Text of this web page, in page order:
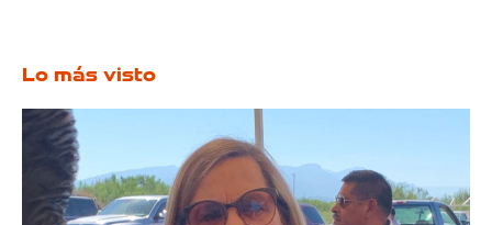
Lo más visto